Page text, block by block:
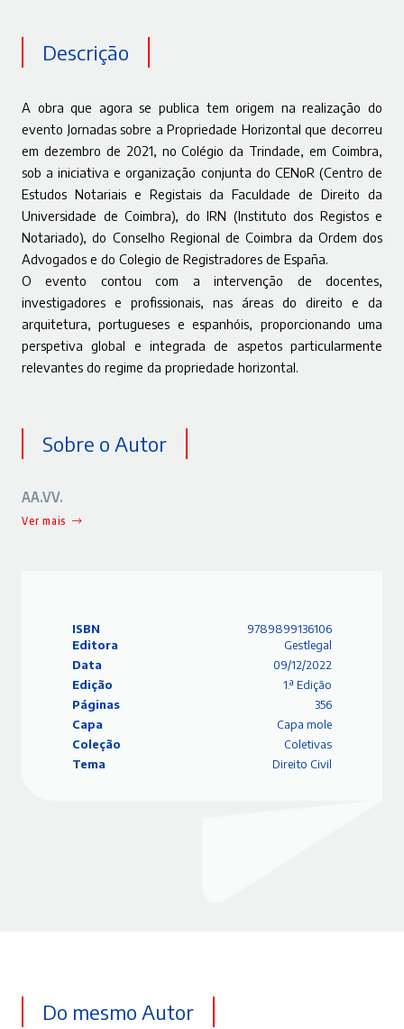
Descrição
A obra que agora se publica tem origem na realização do
evento Jornadas sobre a Propriedade Horizontal que decorreu
em dezembro de 2021, no Colégio da Trindade, em Coimbra,
sob a iniciativa e organização conjunta do CENoR (Centro de
Estudos Notariais e Registais da Faculdade de Direito da
Universidade de Coimbra), do IRN (Instituto dos Registos e
Notariado), do Conselho Regional de Coimbra da Ordem dos
Advogados e do Colegio de Registradores de España.
O evento contou com a intervenção de docentes,
investigadores e profissionais, nas áreas do direito e da
arquitetura, portugueses e espanhóis, proporcionando uma
perspetiva global e integrada de aspetos particularmente
relevantes do regime da propriedade horizontal.
Sobre o Autor
AA.VV.
Ver mais
ISBN
9789899136106
Editora
Gestlegal
Data
09/12/2022
Edição
1.ª Edição
Páginas
356
Capa
Capa mole
Coleção
Coletivas
Tema
Direito Civil
Do mesmo Autor